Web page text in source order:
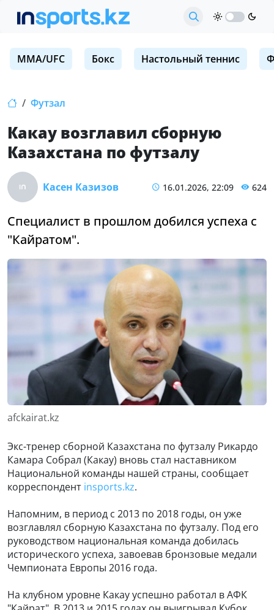
MMA/UFC Бокс Настольный теннис
Футзал
Какау возглавил сборную
Казахстана по футзалу
Касен Казизов 16.01.2026, 22:09 624
Специалист в прошлом добился успеха с
"Кайратом".
afckairat.kz
Экс-тренер сборной Казахстана по футзалу Рикардо
Камара Собрал (Какау) вновь стал наставником
Национальной команды нашей страны, сообщает
корреспондент insports.kz.
Напомним, в период с 2013 по 2018 годы, он уже
возглавлял сборную Казахстана по футзалу. Под его
руководством национальная команда добилась
исторического успеха, завоевав бронзовые медали
Чемпионата Европы 2016 года.
На клубном уровне Какау успешно работал в АФК